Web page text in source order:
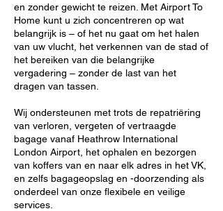
en zonder gewicht te reizen. Met Airport To
Home kunt u zich concentreren op wat
belangrijk is – of het nu gaat om het halen
van uw vlucht, het verkennen van de stad of
het bereiken van die belangrijke
vergadering – zonder de last van het
dragen van tassen.
Wij ondersteunen met trots de repatriëring
van verloren, vergeten of vertraagde
bagage vanaf Heathrow International
London Airport, het ophalen en bezorgen
van koffers van en naar elk adres in het VK,
en zelfs bagageopslag en -doorzending als
onderdeel van onze flexibele en veilige
services.